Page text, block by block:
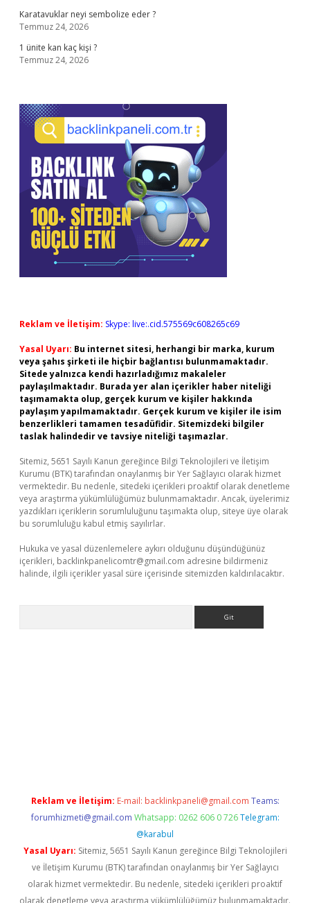
Karatavuklar neyi sembolize eder ?
Temmuz 24, 2026
1 ünite kan kaç kişi ?
Temmuz 24, 2026
Reklam ve İletişim: Skype: live:.cid.575569c608265c69
Yasal Uyarı: Bu internet sitesi, herhangi bir marka, kurum
veya şahıs şirketi ile hiçbir bağlantısı bulunmamaktadır.
Sitede yalnızca kendi hazırladığımız makaleler
paylaşılmaktadır. Burada yer alan içerikler haber niteliği
taşımamakta olup, gerçek kurum ve kişiler hakkında
paylaşım yapılmamaktadır. Gerçek kurum ve kişiler ile isim
benzerlikleri tamamen tesadüfidir. Sitemizdeki bilgiler
taslak halindedir ve tavsiye niteliği taşımazlar.
Sitemiz, 5651 Sayılı Kanun gereğince Bilgi Teknolojileri ve İletişim
Kurumu (BTK) tarafından onaylanmış bir Yer Sağlayıcı olarak hizmet
vermektedir. Bu nedenle, sitedeki içerikleri proaktif olarak denetleme
veya araştırma yükümlülüğümüz bulunmamaktadır. Ancak, üyelerimiz
yazdıkları içeriklerin sorumluluğunu taşımakta olup, siteye üye olarak
bu sorumluluğu kabul etmiş sayılırlar.
Hukuka ve yasal düzenlemelere aykırı olduğunu düşündüğünüz
içerikleri, backlinkpanelicomtr@gmail.com adresine bildirmeniz
halinde, ilgili içerikler yasal süre içerisinde sitemizden kaldırılacaktır.
Reklam ve İletişim: E-mail: backlinkpaneli@gmail.com Teams:
forumhizmeti@gmail.com Whatsapp: 0262 606 0 726 Telegram:
@karabul
Yasal Uyarı: Sitemiz, 5651 Sayılı Kanun gereğince Bilgi Teknolojileri
ve İletişim Kurumu (BTK) tarafından onaylanmış bir Yer Sağlayıcı
olarak hizmet vermektedir. Bu nedenle, sitedeki içerikleri proaktif
olarak denetleme veya araştırma yükümlülüğümüz bulunmamaktadır.